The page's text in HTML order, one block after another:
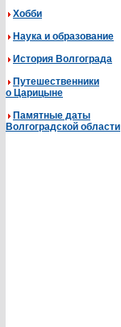
Хобби
Наука и образование
История Волгограда
Путешественники
о Царицыне
Памятные даты
Волгоградской области